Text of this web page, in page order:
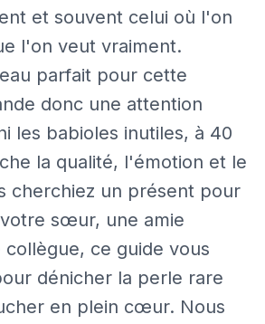
et souvent celui où l'on
l'on veut vraiment.
parfait pour cette
donc une attention
les babioles inutiles, à 40
la qualité, l'émotion et le
cherchiez un présent pour
sœur, une amie
ce guide vous
dénicher la perle rare
en plein cœur. Nous